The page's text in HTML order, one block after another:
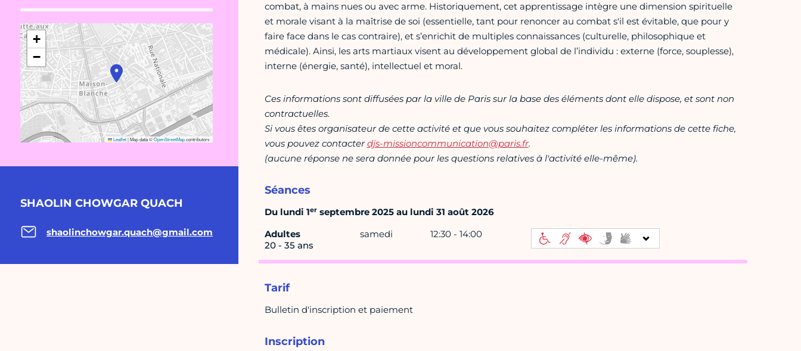
+
−
Leaflet|Map data ©OpenStreetMapcontributors
SHAOLIN CHOWGAR QUACH
shaolinchowgar.quach@gmail.com
combat, à mains nues ou avec arme. Historiquement, cet apprentissage intègre une dimension spirituelle
et morale visant à la maîtrise de soi (essentielle, tant pour renoncer au combat s'il est évitable, que pour y
faire face dans le cas contraire), et s’enrichit de multiples connaissances (culturelle, philosophique et
médicale). Ainsi, les arts martiaux visent au développement global de l’individu : externe (force, souplesse),
interne (énergie, santé), intellectuel et moral.
Ces informations sont diffusées par la ville de Paris sur la base des éléments dont elle dispose, et sont non
contractuelles.
Si vous êtes organisateur de cette activité et que vous souhaitez compléter les informations de cette fiche,
vous pouvez contacterdjs-missioncommunication@paris.fr.
(aucune réponse ne sera donnée pour les questions relatives à l'activité elle-même).
Séances
Du lundi 1erseptembre 2025 au lundi 31 août 2026
Adultes
20 - 35 ans
samedi 12:30 - 14:00
Tarif
Bulletin d'inscription et paiement
Inscription